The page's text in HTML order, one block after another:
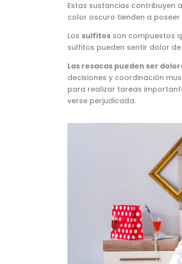
Estas sustancias contribuyen
color oscuro tienden a
Los sulfitos son compuestos
sulfitos pueden sentir dolor
Las resacas pueden ser
decisiones y coordinación
para realizar tareas
verse perjudicada.